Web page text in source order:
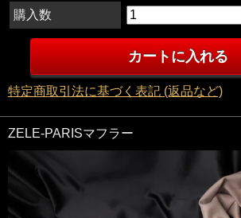
購入数
特定商取引法に基づく表記 (返品など)
ZELE-PARISマフラー